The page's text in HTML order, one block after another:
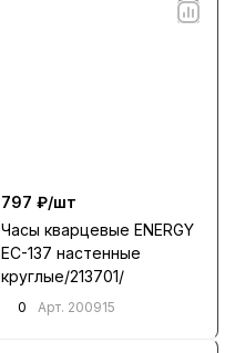
797 ₽/шт
Часы кварцевые ENERGY
EC-137 настенные
круглые/213701/
0 Арт. 200915